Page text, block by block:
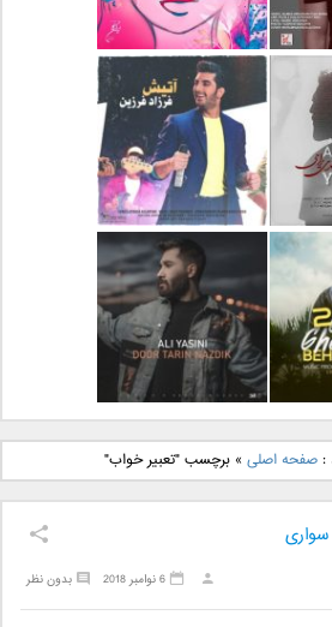
رضا
دانلود آهنگ جدید علی
لهراسبی بنام صورت
مهدی
دانلود آهنگ جدید فرزاد
فرزین بنام آتیش
بهنام
2
دانلود آهنگ جدید علی
یاسینی بنام دورترین نزدیک
:صفحه اصلی »برچسب "تعبیر خواب"
بدون نظر 6 نوامبر 2018